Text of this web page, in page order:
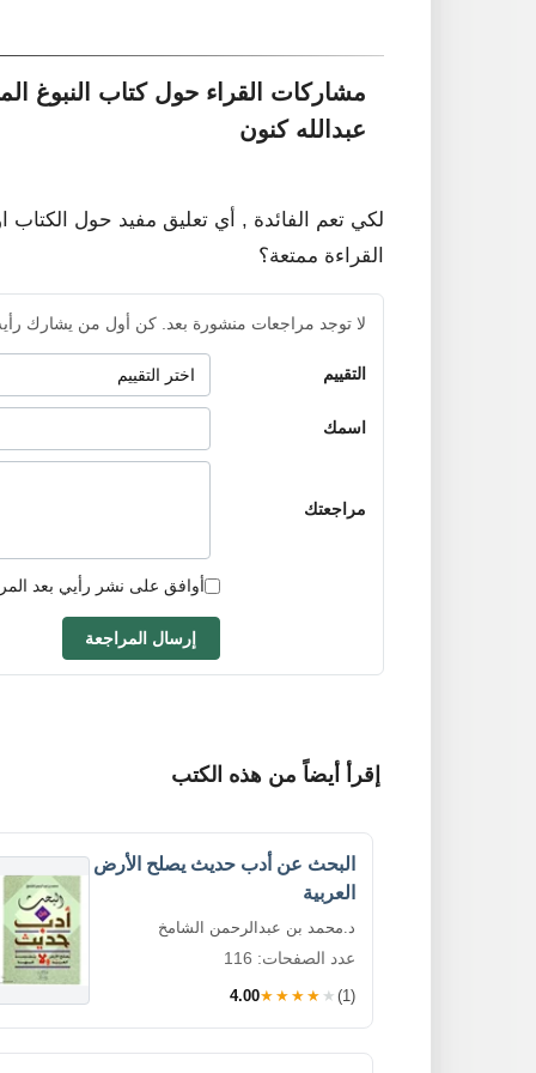
مشاركات القراء حول كتاب النبوغ
عبدالله كنون
لكي تعم الفائدة , أي تعليق مفيد حول
القراءة ممتعة؟
لا توجد مراجعات منشورة بعد. كن أول من يشارك
التقييم
اسمك
مراجعتك
أوافق على نشر رأيي بعد
إرسال المراجعة
إقرأ أيضاً من هذه الكتب
البحث عن أدب حديث يصلح الأرض
العربية
د.محمد بن عبدالرحمن الشامخ
عدد الصفحات: 116
4.00★★★★★ (1)